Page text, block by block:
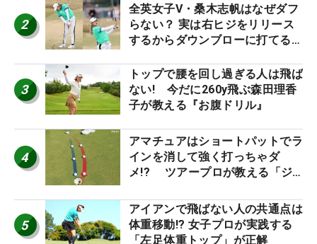
2
全英女子V・桑木志帆はなぜダフ
らない？ 実は右ヒジをリリース
するからダウンブローに打てる #
3
トップで腰を回し過ぎる人は飛ば
ない! 今だに260y飛ぶ森田理香
子が教える『お腹ドリル』
4
アマチュアはショートパットでラ
インを消して強く打っちゃダ
メ!? ツアープロが教える「ジ
減するワケ
5
アイアンで飛ばない人の共通点は
体重移動!? 女子プロが実践する
「左足体重トップ」が正解